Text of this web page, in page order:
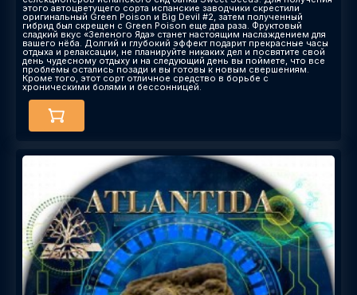
этого автоцветущего сорта испанские заводчики скрестили
оригинальный Green Poison и Big Devil #2, затем полученный
гибрид был скрещен с Green Poison еще два раза. Фруктовый
сладкий вкус «Зеленого Яда» станет настоящим наслаждением для
вашего нёба. Долгий и глубокий эффект подарит прекрасные часы
отдыха и релаксации, не планируйте никаких дел и посвятите свой
день чудесному отдыху и на следующий день вы поймете, что все
проблемы остались позади и вы готовы к новым свершениям.
Кроме того, этот сорт отличное средство в борьбе с
хроническими болями и бессонницей.